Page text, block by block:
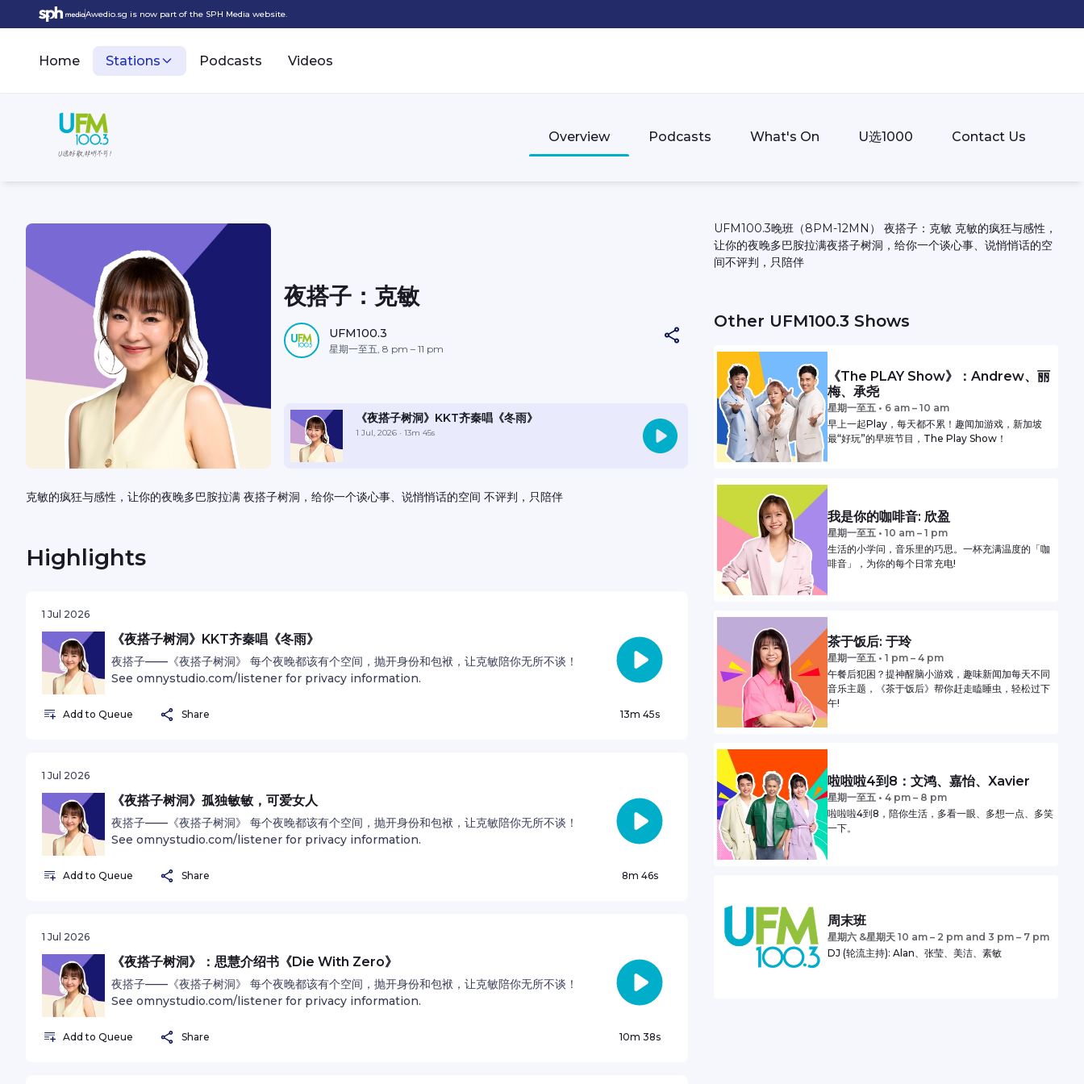
Awedio.sg is now part of the SPH Media website.
Home Stations Podcasts Videos
Overview Podcasts What's On U选1000 Contact Us
夜搭子：克敏
UFM100.3
星期一至五, 8 pm – 11 pm
Listen Live《夜搭子树洞》KKT齐秦唱《冬雨》
1 Jul, 2026 · 13m 45s
克敏的疯狂与感性，让你的夜晚多巴胺拉满 夜搭子树洞，给你一个谈心事、说悄悄话的空间 不评判，只陪伴
Highlights
1 Jul 2026
《夜搭子树洞》KKT齐秦唱《冬雨》
夜搭子——《夜搭子树洞》 每个夜晚都该有个空间，抛开身份和包袱，让克敏陪你无所不谈！
See omnystudio.com/listener for privacy information.
Add to Queue Share 13m 45s
1 Jul 2026
《夜搭子树洞》孤独敏敏，可爱女人
夜搭子——《夜搭子树洞》 每个夜晚都该有个空间，抛开身份和包袱，让克敏陪你无所不谈！
See omnystudio.com/listener for privacy information.
Add to Queue Share 8m 46s
1 Jul 2026
《夜搭子树洞》：思慧介绍书《Die With Zero》
夜搭子——《夜搭子树洞》 每个夜晚都该有个空间，抛开身份和包袱，让克敏陪你无所不谈！
See omnystudio.com/listener for privacy information.
Add to Queue Share 10m 38s
UFM100.3晚班（8PM-12MN） 夜搭子：克敏 克敏的疯狂与感性，
让你的夜晚多巴胺拉满夜搭子树洞，给你一个谈心事、说悄悄话的空
间不评判，只陪伴
Other UFM100.3 Shows
《The PLAY Show》：Andrew、丽
梅、承尧
星期一至五 • 6 am – 10 am
早上一起Play，每天都不累！趣闻加游戏，新加坡
最“好玩”的早班节目，The Play Show！
我是你的咖啡音: 欣盈
星期一至五 • 10 am – 1 pm
生活的小学问，音乐里的巧思。一杯充满温度的「咖
啡音」，为你的每个日常充电!
茶于饭后: 于玲
星期一至五 • 1 pm – 4 pm
午餐后犯困？提神醒脑小游戏，趣味新闻加每天不同
音乐主题，《茶于饭后》帮你赶走瞌睡虫，轻松过下
午!
啦啦啦4到8：文鸿、嘉怡、Xavier
星期一至五 • 4 pm – 8 pm
啦啦啦4到8，陪你生活，多看一眼、多想一点、多笑
一下。
周末班
星期六 &星期天 10 am – 2 pm and 3 pm – 7 pm
DJ (轮流主持): Alan、张莹、美洁、素敏